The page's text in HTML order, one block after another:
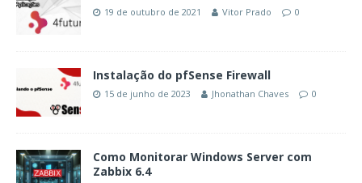
19 de outubro de 2021 Vitor Prado 0
Instalação do pfSense Firewall
15 de junho de 2023 Jhonathan Chaves 0
Como Monitorar Windows Server com
Zabbix 6.4